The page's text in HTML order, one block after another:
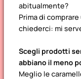
abitualmente?
Prima di
chiederci: mi
Scegli prodotti
abbiano il meno
Meglio le